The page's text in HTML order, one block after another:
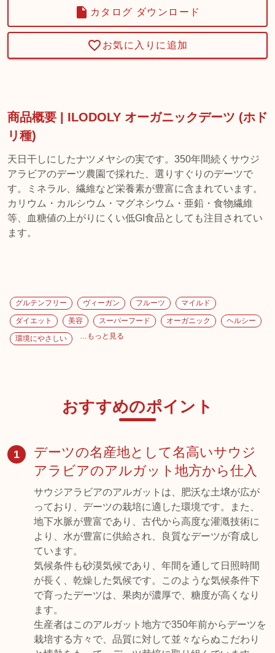
カタログ ダウンロード
お気に入りに追加
商品概要 | ILODOLY オーガニックデーツ (ホド
リ種)
天日干しにしたナツメヤシの実です。350年間続くサウジ
アラビアのデーツ農園で採れた、選りすぐりのデーツで
す。ミネラル、繊維など栄養素が豊富に含まれています。
カリウム・カルシウム・マグネシウム・亜鉛・食物繊維
等、血糖値の上がりにくい低GI食品としても注目されてい
グルテンフリー ヴィーガン フルーツ マイルド
ダイエット 美容 スーパーフード オーガニック ヘルシー
環境にやさしい …もっと見る
おすすめのポイント
1
デーツの名産地として名高いサウジ
アラビアのアルガット地方から仕入
サウジアラビアのアルガットは、肥沃な土壌が広が
っており、デーツの栽培に適した環境です。また、
地下水脈が豊富であり、古代から高度な灌漑技術に
より、水が豊富に供給され、良質なデーツが育成し
ています。
気候条件も砂漠気候であり、年間を通して日照時間
が長く、乾燥した気候です。このような気候条件下
で育ったデーツは、果肉が濃厚で、糖度が高くなり
ます。
生産者はこのアルガット地方で350年前からデーツを
栽培する方々で、品質に対して並々ならぬこだわり